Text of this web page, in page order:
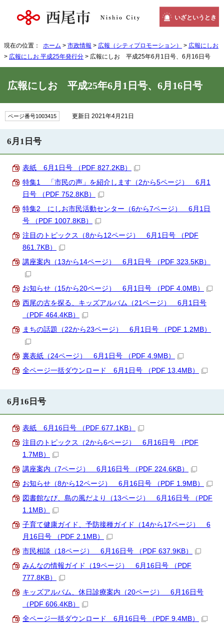
いざというとき
現在の位置： ホーム > 市政情報 > 広報（シティプロモーション） > 広報にしお
> 広報にしお 平成25年発行分 > 広報にしお 平成25年6月1日号、6月16日号
広報にしお 平成25年6月1日号、6月16日号
ページ番号1003415 更新日 2021年4月21日
6月1日号
表紙 6月1日号 （PDF 827.2KB）
特集1 「市民の声」を紹介します（2から5ページ） 6月1
日号 （PDF 752.8KB）
特集2 にしお市民活動センター（6から7ページ） 6月1日
号 （PDF 1007.8KB）
注目のトピックス（8から12ページ） 6月1日号 （PDF
861.7KB）
講座案内（13から14ページ） 6月1日号 （PDF 323.5KB）
お知らせ（15から20ページ） 6月1日号 （PDF 4.0MB）
西尾の古を探る、キッズアルバム（21ページ） 6月1日号
（PDF 464.4KB）
まちの話題（22から23ページ） 6月1日号 （PDF 1.2MB）
裏表紙（24ページ） 6月1日号 （PDF 4.9MB）
全ページ一括ダウンロード 6月1日号 （PDF 13.4MB）
6月16日号
表紙 6月16日号 （PDF 677.1KB）
注目のトピックス（2から6ページ） 6月16日号 （PDF
1.7MB）
講座案内（7ページ） 6月16日号 （PDF 224.6KB）
お知らせ（8から12ページ） 6月16日号 （PDF 1.9MB）
図書館なび、島の風だより（13ページ） 6月16日号 （PDF
1.1MB）
子育て健康ガイド、予防接種ガイド（14から17ページ） 6
月16日号 （PDF 2.1MB）
市民相談（18ページ） 6月16日号 （PDF 637.9KB）
みんなの情報ガイド（19ページ） 6月16日号 （PDF
777.8KB）
キッズアルバム、休日診療案内（20ページ） 6月16日号
（PDF 606.4KB）
全ページ一括ダウンロード 6月16日号 （PDF 9.4MB）